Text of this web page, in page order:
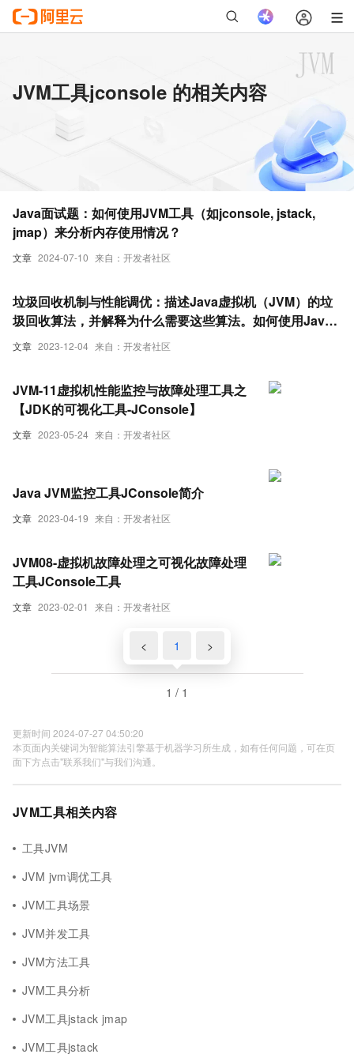
JVM工具jconsole 的相关内容
文章 2024-07-10 来自：开发者社区
Java面试题：如何使用JVM工具（如jconsole, jstack,
jmap）来分析内存使用情况？
文章 2023-12-04 来自：开发者社区
垃圾回收机制与性能调优：描述Java虚拟机（JVM）的垃
圾回收算法，并解释为什么需要这些算法。如何使用Java
内存分析工具（如VisualVM、JConsole或MAT）来识别
文章 2023-05-24 来自：开发者社区
JVM-11虚拟机性能监控与故障处理工具之
【JDK的可视化工具-JConsole】
文章 2023-04-19 来自：开发者社区
Java JVM监控工具JConsole简介
文章 2023-02-01 来自：开发者社区
JVM08-虚拟机故障处理之可视化故障处理
工具JConsole工具
< 1 >
1 / 1
更新时间 2024-07-27 04:50:20
本页面内关键词为智能算法引擎基于机器学习所生成，如有任何问题，可在页
面下方点击"联系我们"与我们沟通。
JVM工具相关内容
工具JVM
JVM jvm调优工具
JVM工具场景
JVM并发工具
JVM方法工具
JVM工具分析
JVM工具jstack jmap
JVM工具jstack